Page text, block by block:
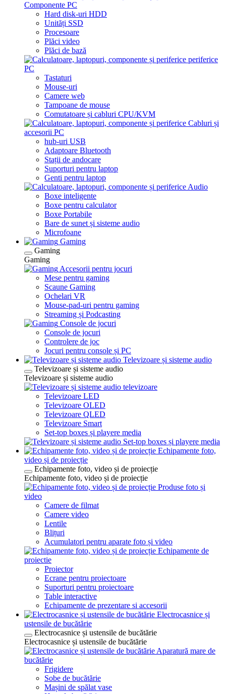
Componente PC
Hard disk-uri HDD
Unități SSD
Procesoare
Plăci video
Plăci de bază
periferice
PC
Tastaturi
Mouse-uri
Camere web
Tampoane de mouse
Comutatoare și cabluri CPU/KVM
Cabluri și
accesorii PC
hub-uri USB
Adaptoare Bluetooth
Stații de andocare
Suporturi pentru laptop
Genti pentru laptop
Audio
Boxe inteligente
Boxe pentru calculator
Boxe Portabile
Bare de sunet și sisteme audio
Microfoane
Gaming
Gaming
Gaming
Accesorii pentru jocuri
Mese pentru gaming
Scaune Gaming
Ochelari VR
Mouse-pad-uri pentru gaming
Streaming și Podcasting
Console de jocuri
Console de jocuri
Controlere de joc
Jocuri pentru console și PC
Televizoare și sisteme audio
Televizoare și sisteme audio
Televizoare și sisteme audio
televizoare
Televizoare LED
Televizoare OLED
Televizoare QLED
Televizoare Smart
Set-top boxes și playere media
Set-top boxes și playere media
Echipamente foto,
video și de proiecție
Echipamente foto, video și de proiecție
Echipamente foto, video și de proiecție
Produse foto și
video
Camere de filmat
Camere video
Lentile
Blițuri
Acumulatori pentru aparate foto și video
Echipamente de
proiectie
Proiector
Ecrane pentru proiectoare
Suporturi pentru proiectoare
Table interactive
Echipamente de prezentare si accesorii
Electrocasnice și
ustensile de bucătărie
Electrocasnice și ustensile de bucătărie
Electrocasnice și ustensile de bucătărie
Aparatură mare de
bucătărie
Frigidere
Sobe de bucătărie
Mașini de spălat vase